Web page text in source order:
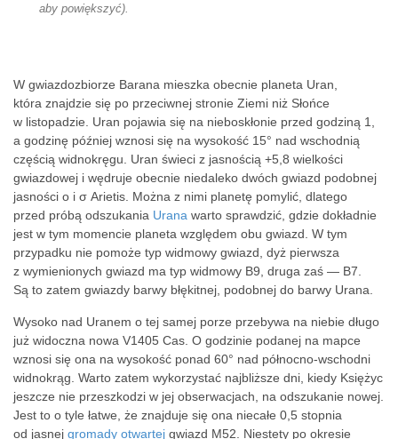
aby powiększyć).
W gwiazdozbiorze Barana mieszka obecnie planeta Uran,
która znajdzie się po przeciwnej stronie Ziemi niż Słońce
w listopadzie. Uran pojawia się na nieboskłonie przed godziną 1,
a godzinę później wznosi się na wysokość 15° nad wschodnią
częścią widnokręgu. Uran świeci z jasnością +5,8 wielkości
gwiazdowej i wędruje obecnie niedaleko dwóch gwiazd podobnej
jasności o i σ Arietis. Można z nimi planetę pomylić, dlatego
przed próbą odszukania Urana warto sprawdzić, gdzie dokładnie
jest w tym momencie planeta względem obu gwiazd. W tym
przypadku nie pomoże typ widmowy gwiazd, dyż pierwsza
z wymienionych gwiazd ma typ widmowy B9, druga zaś — B7.
Są to zatem gwiazdy barwy błękitnej, podobnej do barwy Urana.
Wysoko nad Uranem o tej samej porze przebywa na niebie długo
już widoczna nowa V1405 Cas. O godzinie podanej na mapce
wznosi się ona na wysokość ponad 60° nad północno-wschodni
widnokrąg. Warto zatem wykorzystać najbliższe dni, kiedy Księżyc
jeszcze nie przeszkodzi w jej obserwacjach, na odszukanie nowej.
Jest to o tyle łatwe, że znajduje się ona niecałe 0,5 stopnia
od jasnej gromady otwartej gwiazd M52. Niestety po okresie